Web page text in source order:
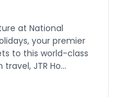
at National
your premier
to this world-class
JTR Ho...